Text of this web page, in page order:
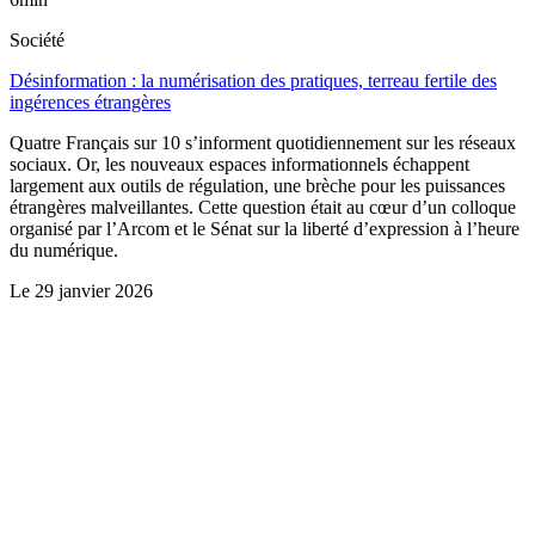
Société
Désinformation : la numérisation des pratiques, terreau fertile des
ingérences étrangères
Quatre Français sur 10 s’informent quotidiennement sur les réseaux
sociaux. Or, les nouveaux espaces informationnels échappent
largement aux outils de régulation, une brèche pour les puissances
étrangères malveillantes. Cette question était au cœur d’un colloque
organisé par l’Arcom et le Sénat sur la liberté d’expression à l’heure
du numérique.
Le 29 janvier 2026